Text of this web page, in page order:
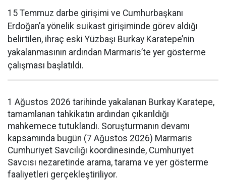
15 Temmuz darbe girişimi ve Cumhurbaşkanı
Erdoğan’a yönelik suikast girişiminde görev aldığı
belirtilen, ihraç eski Yüzbaşı Burkay Karatepe’nin
yakalanmasının ardından Marmaris’te yer gösterme
çalışması başlatıldı.
1 Ağustos 2026 tarihinde yakalanan Burkay Karatepe,
tamamlanan tahkikatın ardından çıkarıldığı
mahkemece tutuklandı. Soruşturmanın devamı
kapsamında bugün (7 Ağustos 2026) Marmaris
Cumhuriyet Savcılığı koordinesinde, Cumhuriyet
Savcısı nezaretinde arama, tarama ve yer gösterme
faaliyetleri gerçekleştiriliyor.